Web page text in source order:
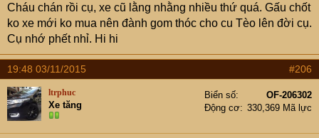
Cháu chán rồi cụ, xe cũ lằng nhằng nhiều thứ quá. Gấu chốt
ko xe mới ko mua nên đành gom thóc cho cu Tèo lên đời cụ.
Cụ nhớ phết nhỉ. Hi hi
19:48 03/11/2015 #206
ltrphuc
Xe tăng
Biển số
OF-206302
Động cơ
330,369 Mã lực